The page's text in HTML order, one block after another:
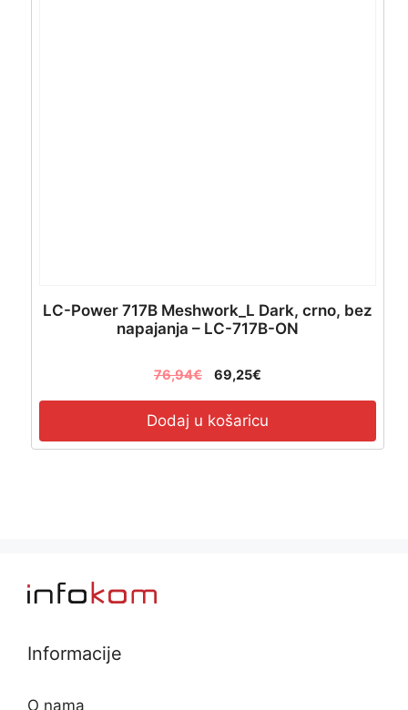
LC-Power 717B Meshwork_L Dark, crno, bez
napajanja – LC-717B-ON
76,94€ 69,25€
Dodaj u košaricu
Informacije
O nama